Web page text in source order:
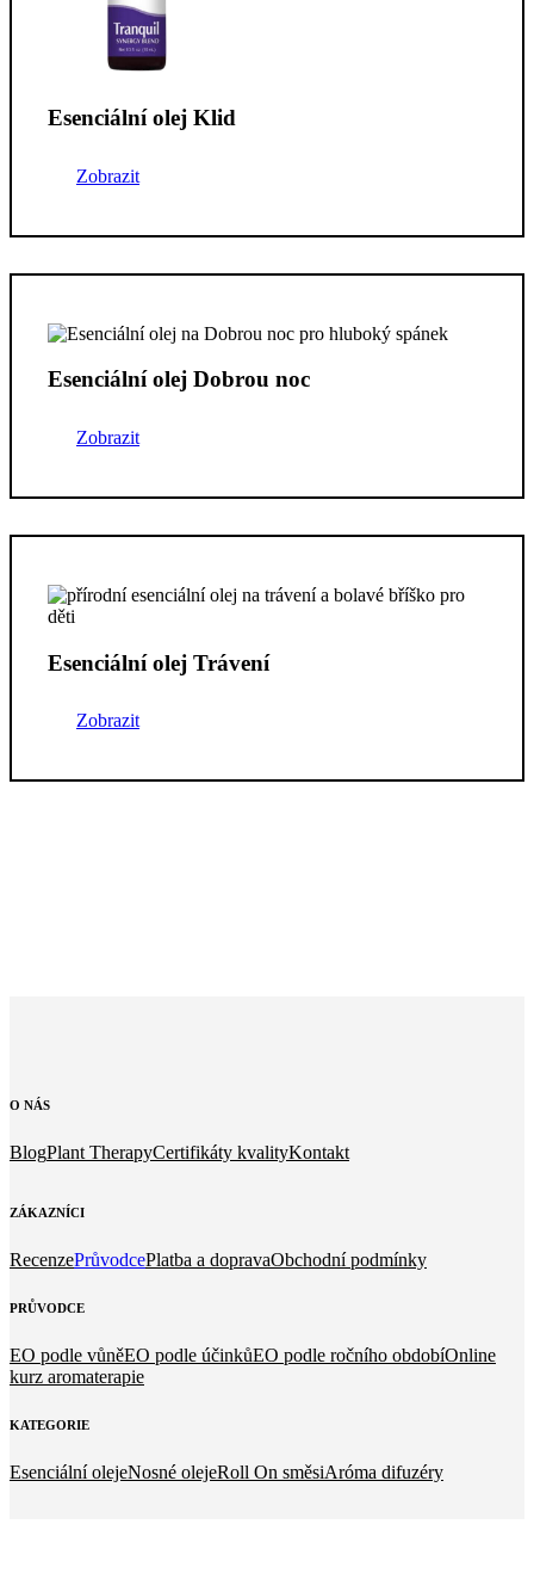
Esenciální olej Klid
Zobrazit
Esenciální olej Dobrou noc
Zobrazit
Esenciální olej Trávení
Zobrazit
O NÁS
BlogPlant TherapyCertifikáty kvalityKontakt
ZÁKAZNÍCI
RecenzePrůvodcePlatba a dopravaObchodní podmínky
PRŮVODCE
EO podle vůněEO podle účinkůEO podle ročního obdobíOnline
kurz aromaterapie
KATEGORIE
Esenciální olejeNosné olejeRoll On směsiAróma difuzéry